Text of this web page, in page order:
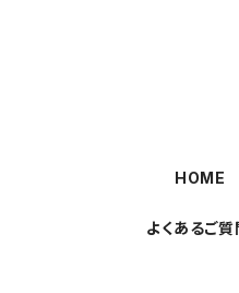
HOME
よくあるご質